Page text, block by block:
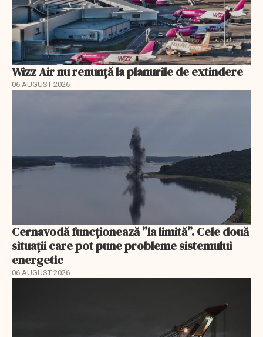
Wizz Air nu renunță la planurile de extindere
06 AUGUST 2026
Cernavodă funcționează ”la limită”. Cele două
situații care pot pune probleme sistemului
energetic
06 AUGUST 2026